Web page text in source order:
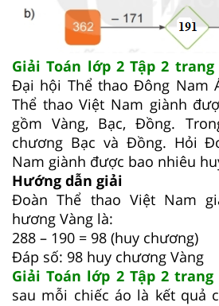
Giải Toán lớp 2 Tập 2 trang
Đại hội Thể thao Đông Nam
Thể thao Việt Nam giành
gồm Vàng, Bạc, Đồng.
chương Bạc và Đồng. Hỏi
Nam giành được bao nhiêu
Hướng dẫn giải
Đoàn Thể thao Việt Nam
hương Vàng là:
288 – 190 = 98 (huy chương)
Đáp số: 98 huy chương Vàng
Giải Toán lớp 2 Tập 2 trang
sau mỗi chiếc áo là kết quả